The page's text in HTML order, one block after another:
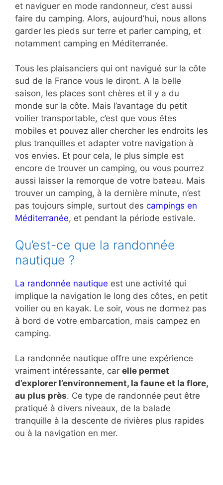
et naviguer en mode randonneur, c’est aussi
faire du camping. Alors, aujourd’hui, nous allons
garder les pieds sur terre et parler camping, et
notamment camping en Méditerranée.
Tous les plaisanciers qui ont navigué sur la côte
sud de la France vous le diront. A la belle
saison, les places sont chères et il y a du
monde sur la côte. Mais l’avantage du petit
voilier transportable, c’est que vous êtes
mobiles et pouvez aller chercher les endroits les
plus tranquilles et adapter votre navigation à
vos envies. Et pour cela, le plus simple est
encore de trouver un camping, ou vous pourrez
aussi laisser la remorque de votre bateau. Mais
trouver un camping, à la dernière minute, n’est
pas toujours simple, surtout des campings en
Méditerranée, et pendant la période estivale.
Qu’est-ce que la randonnée
nautique ?
La randonnée nautique est une activité qui
implique la navigation le long des côtes, en petit
voilier ou en kayak. Le soir, vous ne dormez pas
à bord de votre embarcation, mais campez en
camping.
La randonnée nautique offre une expérience
vraiment intéressante, car elle permet
d’explorer l’environnement, la faune et la flore,
au plus près. Ce type de randonnée peut être
pratiqué à divers niveaux, de la balade
tranquille à la descente de rivières plus rapides
ou à la navigation en mer.